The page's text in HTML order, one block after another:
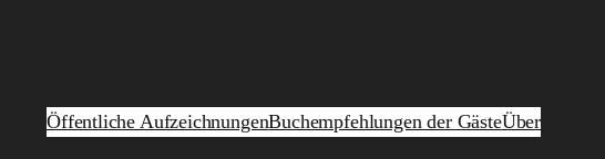
Öffentliche AufzeichnungenBuchempfehlungen der GästeÜber